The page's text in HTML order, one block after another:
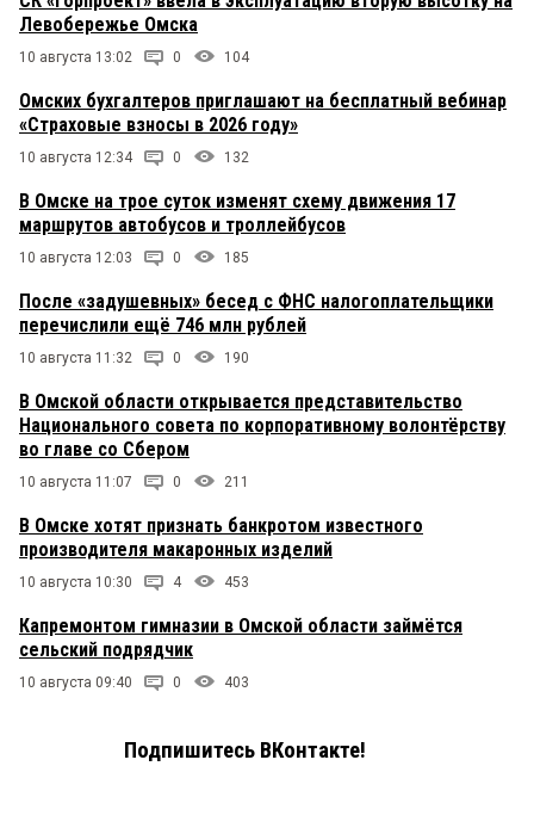
Левобережье Омска
10 августа 13:02 0 104
Омских бухгалтеров приглашают на бесплатный вебинар
«Страховые взносы в 2026 году»
10 августа 12:34 0 132
В Омске на трое суток изменят схему движения 17
маршрутов автобусов и троллейбусов
10 августа 12:03 0 185
После «задушевных» бесед с ФНС налогоплательщики
перечислили ещё 746 млн рублей
10 августа 11:32 0 190
В Омской области открывается представительство
Национального совета по корпоративному волонтёрству
во главе со Сбером
10 августа 11:07 0 211
В Омске хотят признать банкротом известного
производителя макаронных изделий
10 августа 10:30 4 453
Капремонтом гимназии в Омской области займётся
сельский подрядчик
10 августа 09:40 0 403
Подпишитесь ВКонтакте!